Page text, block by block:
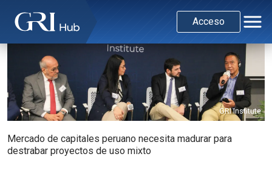
Acceso
GRI Institute
Mercado de capitales peruano necesita madurar para
destrabar proyectos de uso mixto